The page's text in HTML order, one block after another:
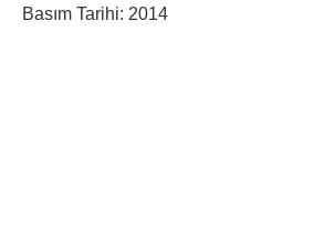
Basım Tarihi: 2014